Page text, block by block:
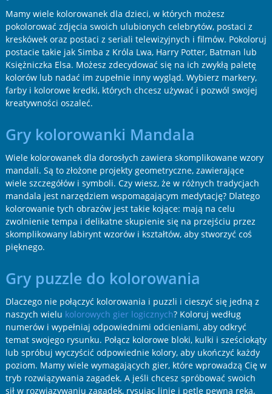
Mamy wiele kolorowanek dla dzieci, w których możesz
pokolorować zdjęcia swoich ulubionych celebrytów, postaci z
kreskówek oraz postaci z seriali telewizyjnych i filmów. Pokoloruj
postacie takie jak Simba z Króla Lwa, Harry Potter, Batman lub
Księżniczka Elsa. Możesz zdecydować się na ich zwykłą paletę
kolorów lub nadać im zupełnie inny wygląd. Wybierz markery,
farby i kolorowe kredki, których chcesz używać i pozwól swojej
kreatywności oszaleć.
Gry kolorowanki Mandala
Wiele kolorowanek dla dorosłych zawiera skomplikowane wzory
mandali. Są to złożone projekty geometryczne, zawierające
wiele szczegółów i symboli. Czy wiesz, że w różnych tradycjach
mandala jest narzędziem wspomagającym medytację? Dlatego
kolorowanie tych obrazów jest takie kojące: mają na celu
zwolnienie tempa i delikatne skupienie się na przejściu przez
skomplikowany labirynt wzorów i kształtów, aby stworzyć coś
pięknego.
Gry puzzle do kolorowania
Dlaczego nie połączyć kolorowania i puzzli i cieszyć się jedną z
naszych wielu kolorowych gier logicznych? Koloruj według
numerów i wypełniaj odpowiednimi odcieniami, aby odkryć
temat swojego rysunku. Połącz kolorowe bloki, kulki i sześciokąty
lub spróbuj wyczyścić odpowiednie kolory, aby ukończyć każdy
poziom. Mamy wiele wymagających gier, które wprowadzą Cię w
tryb rozwiązywania zagadek. A jeśli chcesz spróbować swoich
sił w rozwiązywaniu zagadek, rysując linie i pętle pewną ręką,